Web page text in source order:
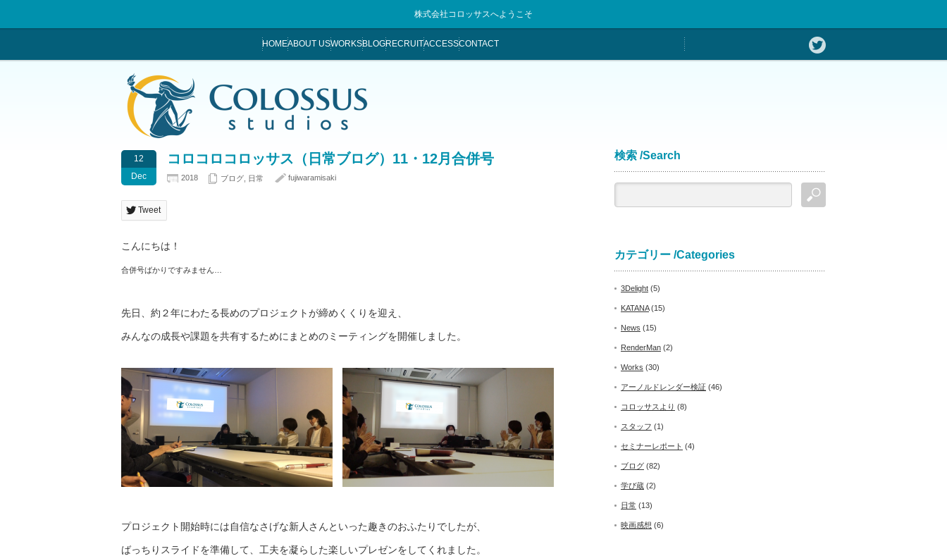
株式会社コロッサスへようこそ
HOMEABOUT USWORKSBLOGRECRUITACCESSCONTACT
12
Dec
コロコロコロッサス（日常ブログ）11・12月合併号
2018 ブログ 日常 fujiwaramisaki
Tweet
こんにちは！
合併号ばかりですみません…
先日、約２年にわたる長めのプロジェクトが締めくくりを迎え、
みんなの成長や課題を共有するためにまとめのミーティングを開催しました。
プロジェクト開始時には自信なさげな新人さんといった趣きのおふたりでしたが、
ばっちりスライドを準備して、工夫を凝らした楽しいプレゼンをしてくれました。
検索 /Search
カテゴリー /Categories
3Delight (5)
KATANA(15)
News (15)
RenderMan (2)
Works (30)
アーノルドレンダー検証 (46)
コロッサスより (8)
スタッフ (1)
セミナーレポート (4)
ブログ (82)
学び蔵 (2)
日常 (13)
映画感想 (6)